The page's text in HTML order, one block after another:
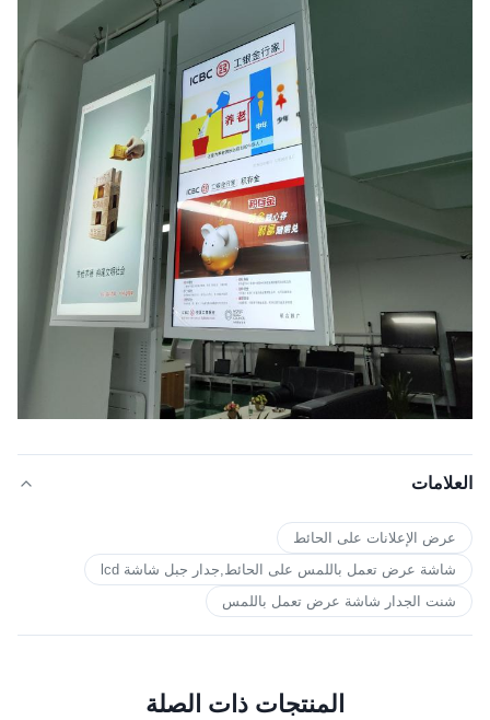
العلامات
عرض الإعلانات على الحائط
شاشة عرض تعمل باللمس على الحائط,جدار جبل شاشة lcd
شنت الجدار شاشة عرض تعمل باللمس
المنتجات ذات الصلة